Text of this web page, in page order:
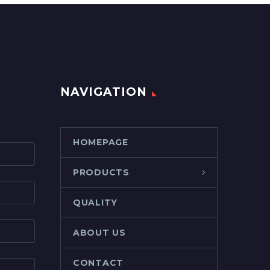
NAVIGATION
HOMEPAGE
PRODUCTS
QUALITY
ABOUT US
CONTACT